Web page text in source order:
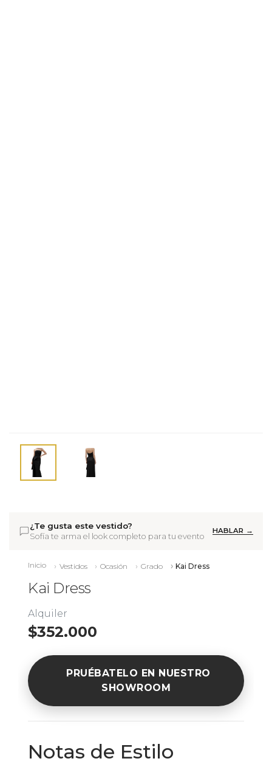
¿Te gusta este vestido?
Sofía te arma el look completo para tu evento
HABLAR →
Inicio Vestidos Ocasión Grado Kai Dress
Kai Dress
Alquiler
$352.000
PRUÉBATELO EN NUESTRO
SHOWROOM
Notas de Estilo